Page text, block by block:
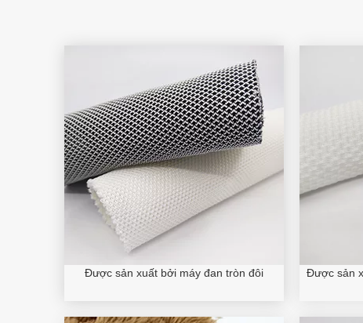
Được sản xuất bởi máy đan tròn đôi Được sản